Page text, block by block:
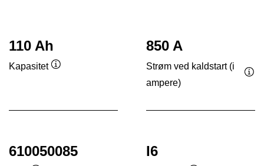
110 Ah
Kapasitet
850 A
Strøm ved kaldstart (i
ampere)
610050085 I6